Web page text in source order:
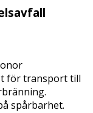
för transport till
spårbarhet.